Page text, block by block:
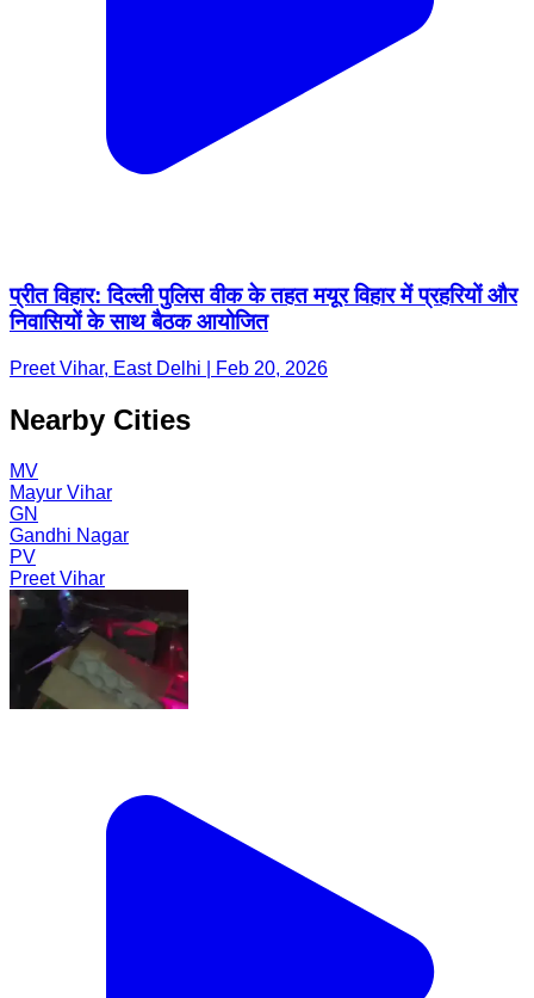
प्रीत विहार: दिल्ली पुलिस वीक के तहत मयूर विहार में प्रहरियों और
निवासियों के साथ बैठक आयोजित
Preet Vihar, East Delhi | Feb 20, 2026
Nearby Cities
MV
Mayur Vihar
GN
Gandhi Nagar
PV
Preet Vihar